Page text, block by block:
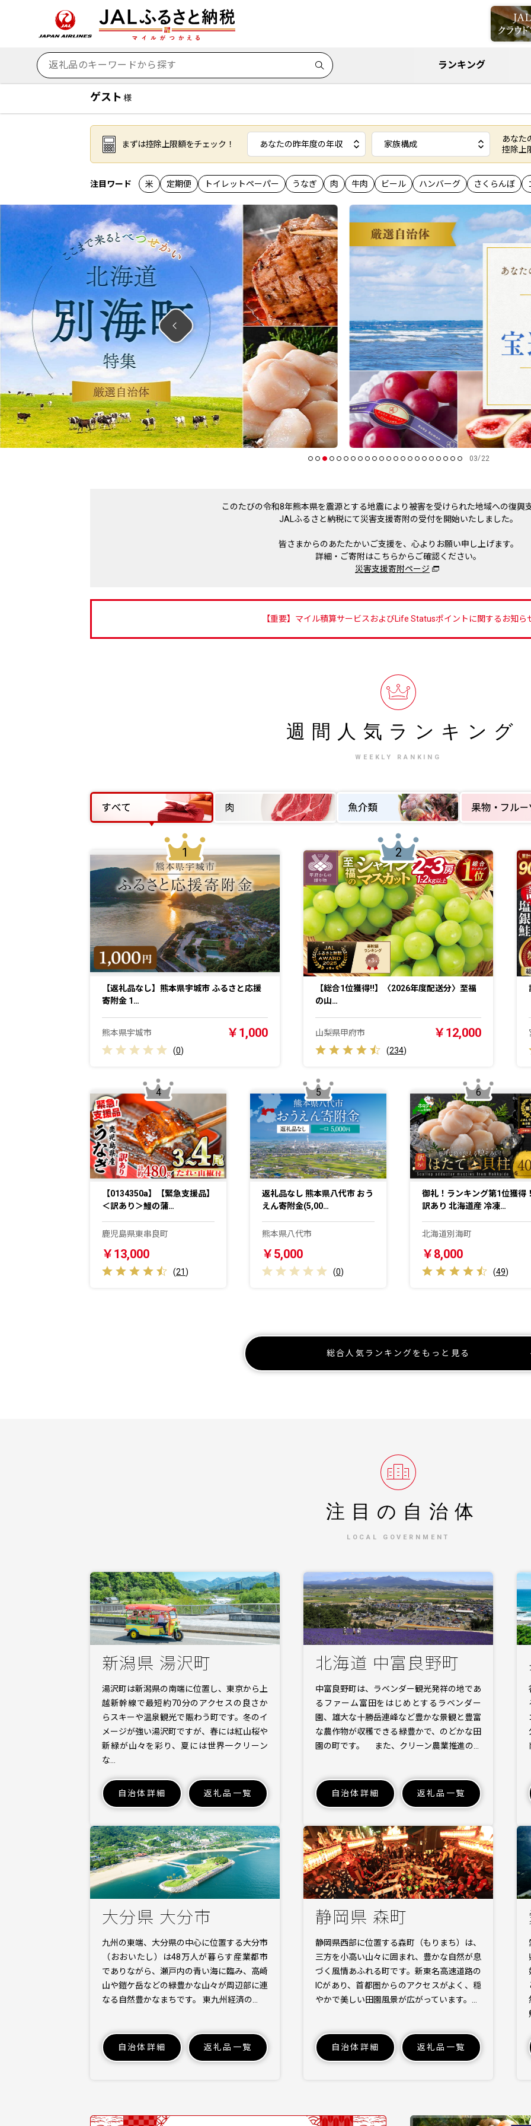
ランキング
ゲスト 様
まずは控除上限額をチェック！
あなた
控除上
注目ワード 米 定期便 トイレットペーパー うなぎ 肉 牛肉 ビール ハンバーグ さくらんぼ
03/22
このたびの令和8年熊本県を震源とする地震により被害を受けられた地域への復興
JALふるさと納税にて災害支援寄附の受付を開始いたしました。
皆さまからのあたたかいご支援を、心よりお願い申し上げます。
詳細・ご寄附はこちらからご確認ください。
災害支援寄附ページ
【重要】マイル積算サービスおよびLife Statusポイントに関するお知ら
週間人気 ランキング
WEEKLY RANKING
1
【返礼品なし】熊本県宇城市 ふるさと応援
寄附金 1…
熊本県宇城市 ￥1,000
(0)
2
【総合1位獲得!!】〈2026年度配送分〉至福
の山…
山梨県甲府市 ￥12,000
(234)
4
【0134350a】【緊急支援品】
＜訳あり＞鰻の蒲…
鹿児島県東串良町
￥13,000
(21)
5
返礼品なし 熊本県八代市 おう
えん寄附金(5,00…
熊本県八代市
￥5,000
(0)
6
御礼！ランキング第1位獲得
訳あり 北海道産 冷凍…
北海道別海町
￥8,000
(49)
総合人気ランキングをもっと見る
注目の自治体
LOCAL GOVERNMENT
新潟県 湯沢町
湯沢町は新潟県の南端に位置し、東京から上
越新幹線で最短約70分のアクセスの良さか
らスキーや温泉観光で賑わう町です。冬のイ
メージが強い湯沢町ですが、春には紅山桜や
新緑が山々を彩り、夏には世界一クリーン
な…
自治体詳細 返礼品一覧
北海道 中富良野町
中富良野町は、ラベンダー観光発祥の地であ
るファーム富田をはじめとするラベンダー
園、雄大な十勝岳連峰など豊かな景観と豊富
な農作物が収穫できる緑豊かで、のどかな田
園の町です。 また、クリーン農業推進の…
自治体詳細 返礼品一覧
大分県 大分市
九州の東端、大分県の中心に位置する大分市
（おおいたし）は48万人が暮らす産業都市
でありながら、瀬戸内の青い海に臨み、高崎
山や鎧ケ岳などの緑豊かな山々が周辺部に連
なる自然豊かなまちです。 東九州経済の…
自治体詳細 返礼品一覧
静岡県 森町
静岡県西部に位置する森町（もりまち）は、
三方を小高い山々に囲まれ、豊かな自然が息
づく風情あふれる町です。新東名高速道路の
ICがあり、首都圏からのアクセスがよく、穏
やかで美しい田園風景が広がっています。…
自治体詳細 返礼品一覧